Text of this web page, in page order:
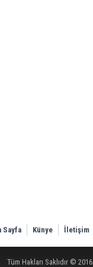
Sayfa Künye İletişim
Tüm Hakları Saklıdır © 2016